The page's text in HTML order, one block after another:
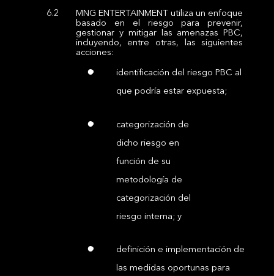
MNG ENTERTAINMENT utiliza un enfoque
basado en el riesgo para prevenir,
gestionar y mitigar las amenazas PBC,
incluyendo, entre otras, las siguientes
acciones:
identificación del riesgo PBC al
que podría estar expuesta;
categorización de
dicho riesgo en
función de su
metodología de
categorización del
riesgo interna; y
definición e implementación de
las medidas oportunas para